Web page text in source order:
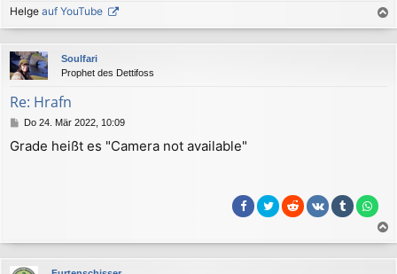
Helge auf YouTube
a
c
Soulfari
Prophet des Dettifoss
Re: Hrafn
B
i
Do 24. Mär 2022, 10:09
Grade heißt es "Camera not available"
a
c